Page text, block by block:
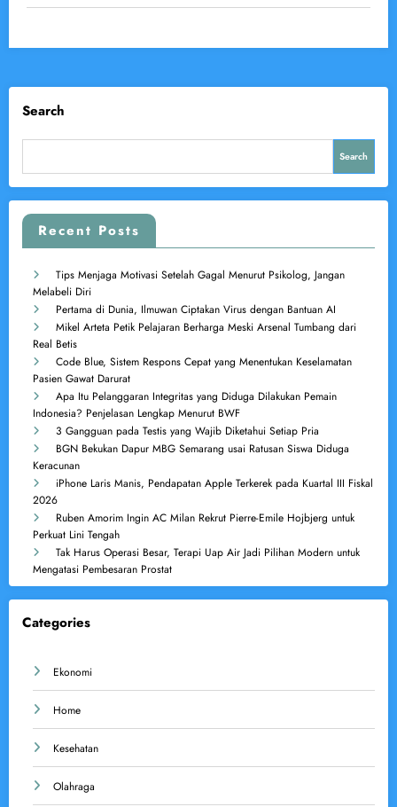
Search
Search
Recent Posts
Tips Menjaga Motivasi Setelah Gagal Menurut Psikolog, Jangan
Melabeli Diri
Pertama di Dunia, Ilmuwan Ciptakan Virus dengan Bantuan AI
Mikel Arteta Petik Pelajaran Berharga Meski Arsenal Tumbang dari
Real Betis
Code Blue, Sistem Respons Cepat yang Menentukan Keselamatan
Pasien Gawat Darurat
Apa Itu Pelanggaran Integritas yang Diduga Dilakukan Pemain
Indonesia? Penjelasan Lengkap Menurut BWF
3 Gangguan pada Testis yang Wajib Diketahui Setiap Pria
BGN Bekukan Dapur MBG Semarang usai Ratusan Siswa Diduga
Keracunan
iPhone Laris Manis, Pendapatan Apple Terkerek pada Kuartal III Fiskal
2026
Ruben Amorim Ingin AC Milan Rekrut Pierre-Emile Hojbjerg untuk
Perkuat Lini Tengah
Tak Harus Operasi Besar, Terapi Uap Air Jadi Pilihan Modern untuk
Mengatasi Pembesaran Prostat
Categories
Ekonomi
Home
Kesehatan
Olahraga